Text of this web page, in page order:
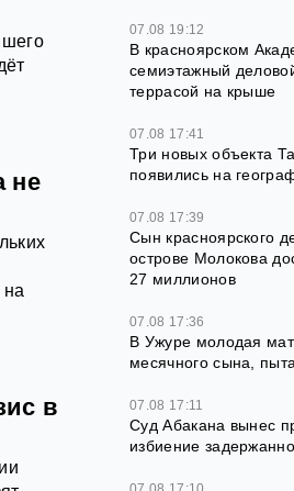
не
в
07.08 19:12
В красноярском
семиэтажный
террасой на крыше
07.08 17:41
Три новых объекта
появились на
07.08 17:39
Сын красноярского
острове Молокова
27 миллионов
07.08 17:36
В Ужуре молодая
месячного сына,
07.08 17:11
Суд Абакана вынес
избиение